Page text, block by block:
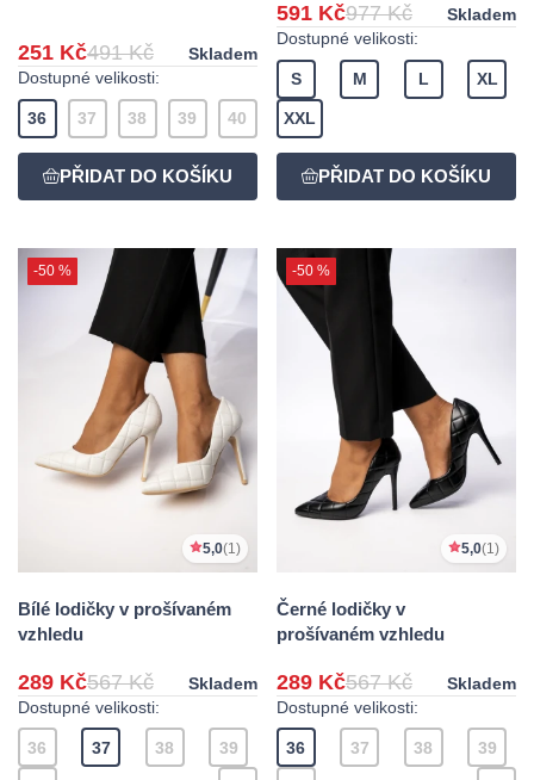
251 Kč491 Kč
Skladem
Dostupné velikosti:
36 37 38 39 40
591 Kč977 Kč
Skladem
Dostupné velikosti:
S M L XL
XXL
-50 %
5,0(1)
Bílé lodičky v prošívaném
vzhledu
289 Kč567 Kč
Skladem
Dostupné velikosti:
36 37 38 39
-50 %
5,0(1)
Černé lodičky v
prošívaném vzhledu
289 Kč567 Kč
Skladem
Dostupné velikosti:
36 37 38 39